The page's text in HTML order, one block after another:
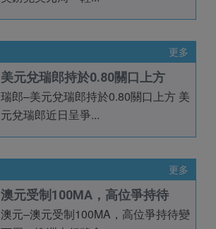
更多
美元兌瑞郎持於0.80關口上方
瑞郎–美元兌瑞郎持於0.80關口上方 美
元兌瑞郎近日呈爭...
更多
澳元受制100MA，高位爭持待
澳元–澳元受制100MA，高位爭持待變